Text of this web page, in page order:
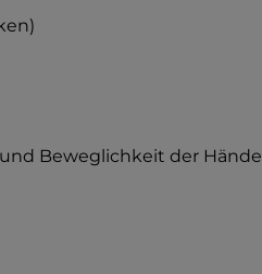
Beweglichkeit der Hände